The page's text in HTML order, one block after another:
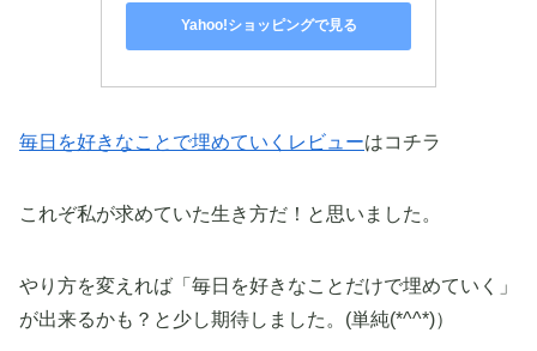
Yahoo!ショッピングで見る
毎日を好きなことで埋めていくレビューはコチラ
これぞ私が求めていた生き方だ！と思いました。
やり方を変えれば「毎日を好きなことだけで埋めていく」
が出来るかも？と少し期待しました。(単純(*^^*)）